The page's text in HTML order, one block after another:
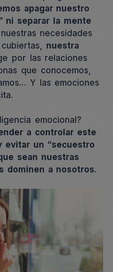
apagar nuestro
ni separar la mente
necesidades
nuestra
por las relaciones
que conocemos,
Y las emociones
emocional?
a controlar este
evitar un “secuestro
sean nuestras
dominen a nosotros.